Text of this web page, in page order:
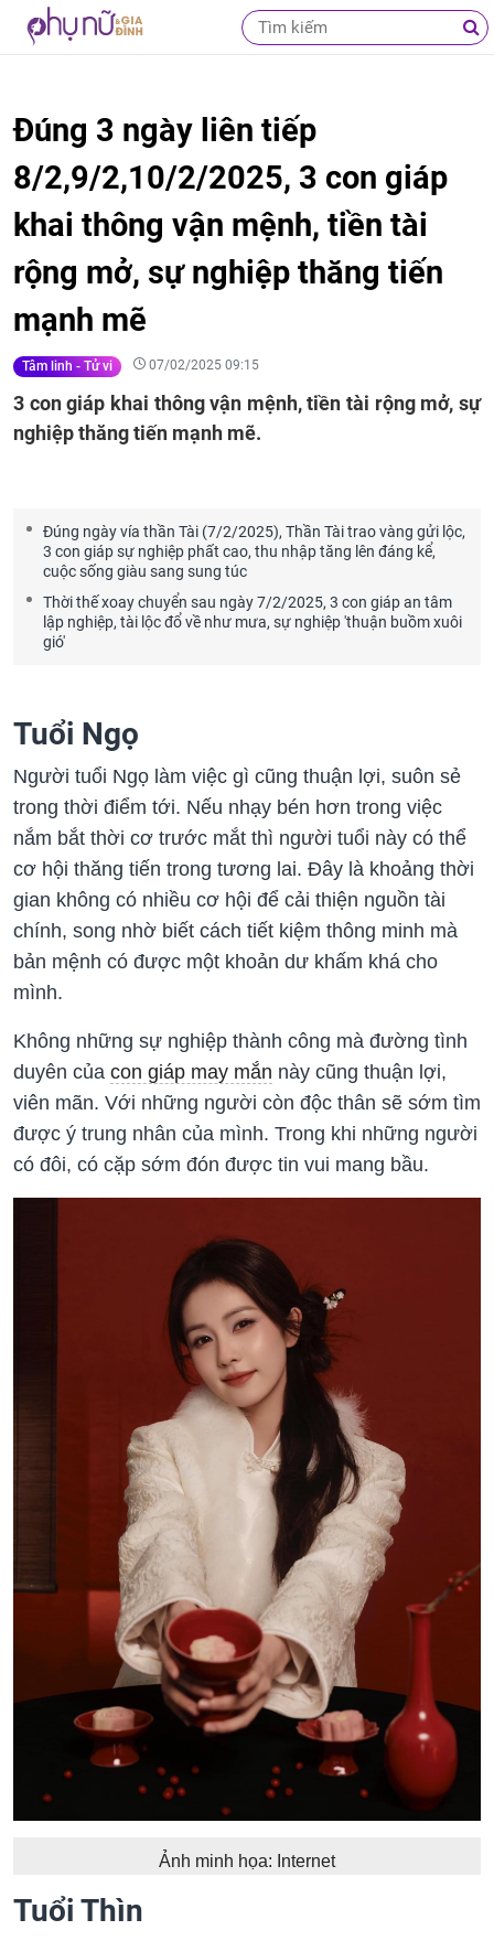
Đúng 3 ngày liên tiếp
8/2,9/2,10/2/2025, 3 con giáp
khai thông vận mệnh, tiền tài
rộng mở, sự nghiệp thăng tiến
mạnh mẽ
Tâm linh - Tử vi 07/02/2025 09:15
3 con giáp khai thông vận mệnh, tiền tài rộng mở, sự
nghiệp thăng tiến mạnh mẽ.
Đúng ngày vía thần Tài (7/2/2025), Thần Tài trao vàng gửi lộc,
3 con giáp sự nghiệp phất cao, thu nhập tăng lên đáng kể,
cuộc sống giàu sang sung túc
Thời thế xoay chuyển sau ngày 7/2/2025, 3 con giáp an tâm
lập nghiệp, tài lộc đổ về như mưa, sự nghiệp 'thuận buồm xuôi
gió'
Tuổi Ngọ
Người tuổi Ngọ làm việc gì cũng thuận lợi, suôn sẻ
trong thời điểm tới. Nếu nhạy bén hơn trong việc
nắm bắt thời cơ trước mắt thì người tuổi này có thể
cơ hội thăng tiến trong tương lai. Đây là khoảng thời
gian không có nhiều cơ hội để cải thiện nguồn tài
chính, song nhờ biết cách tiết kiệm thông minh mà
bản mệnh có được một khoản dư khấm khá cho
mình.
Không những sự nghiệp thành công mà đường tình
duyên của con giáp may mắn này cũng thuận lợi,
viên mãn. Với những người còn độc thân sẽ sớm tìm
được ý trung nhân của mình. Trong khi những người
có đôi, có cặp sớm đón được tin vui mang bầu.
Ảnh minh họa: Internet
Tuổi Thìn